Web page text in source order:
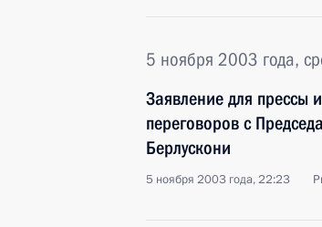
5 ноября 2003 года,
Заявление для прессы
переговоров с
Берлускони
5 ноября 2003 года, 22:23